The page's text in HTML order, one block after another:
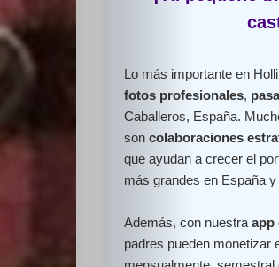
Lo más importante en
fotos profesionales,
Caballeros, España.
son colaboraciones
que ayudan a crecer el
más grandes en España y
Además, con nuestra app
padres pueden monetizar